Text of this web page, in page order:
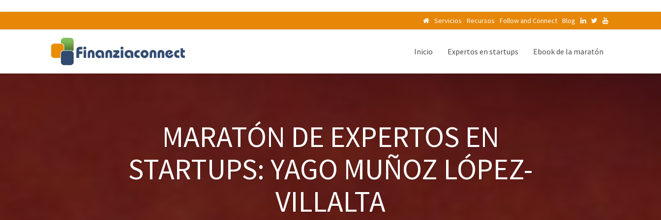
Servicios Recursos Follow and Connect Blog
Inicio Expertos en startups Ebook de la maratón
MARATÓN DE EXPERTOS EN
STARTUPS: YAGO MUÑOZ LÓPEZ-
VILLALTA